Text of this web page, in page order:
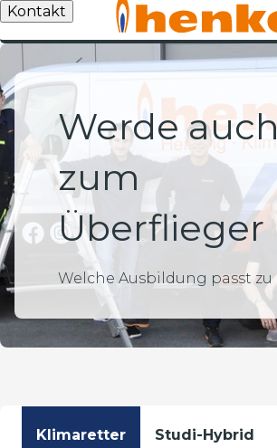
Kontakt
Werde
zum
Überflieger
Welche Ausbildung passt zu
Klimaretter Studi-Hybrid